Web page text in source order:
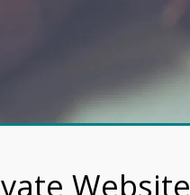
Website